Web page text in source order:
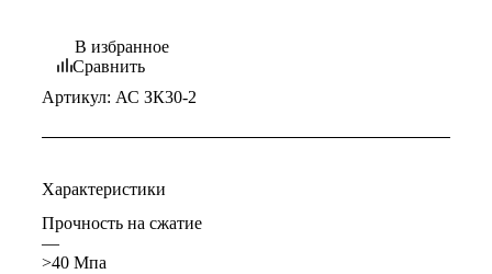
В избранное
Сравнить
Артикул: АС ЗК30-2
Характеристики
Прочность на сжатие
—
>40 Мпа